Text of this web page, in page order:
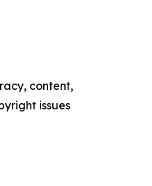
content,
issues